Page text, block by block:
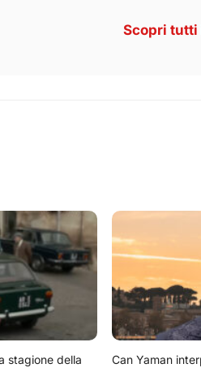
Scopri
stagione della
Can Yaman